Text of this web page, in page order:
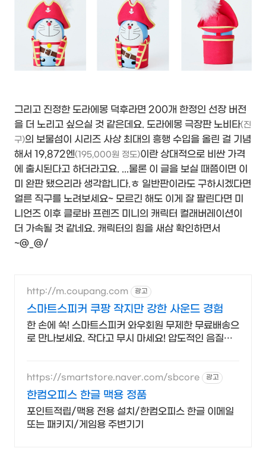
그리고 진정한 도라에몽 덕후라면 200개 한정인 선장 버전
을 더 노리고 싶으실 것 같은데요. 도라에몽 극장판 노비타(진
구)의 보물섬이 시리즈 사상 최대의 흥행 수입을 올린 걸 기념
해서 19,872엔(195,000원 정도)이란 상대적으로 비싼 가격
에 출시된다고 하더라고요. ...물론 이 글을 보실 때쯤이면 이
미 완판 됐으리라 생각합니다.ㅎ 일반판이라도 구하시겠다면
얼른 직구를 노려보세요~ 모르긴 해도 이게 잘 팔린다면 미
니언즈 이후 클로바 프렌즈 미니의 캐릭터 컬래버레이션이
더 가속될 것 같네요. 캐릭터의 힘을 새삼 확인하면서
~@_@/
http://m.coupang.com 광고
스마트스피커 쿠팡 작지만 강한 사운드 경험
한 손에 쏙! 스마트스피커 와우회원 무제한 무료배송으
로 만나보세요. 작다고 무시 마세요! 압도적인 음질의
https://smartstore.naver.com/sbcore 광고
한컴오피스 한글 맥용 정품
포인트적립/맥용 전용 설치/한컴오피스 한글 이메일
또는 패키지/게임용 주변기기